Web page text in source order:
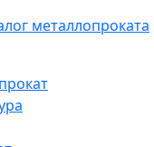
металлопроката